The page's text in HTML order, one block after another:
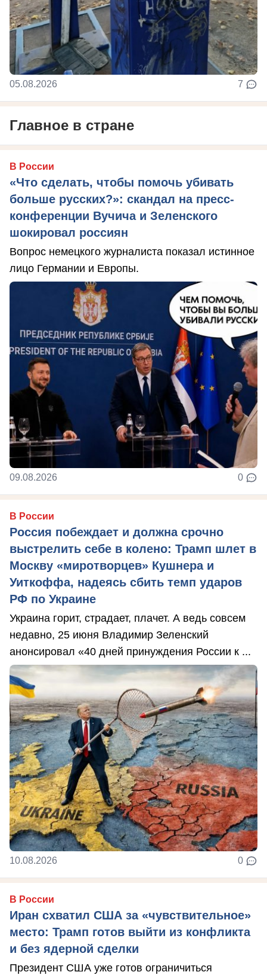
05.08.2026 7
Главное в стране
В России
«Что сделать, чтобы помочь убивать
больше русских?»: скандал на пресс-
конференции Вучича и Зеленского
шокировал россиян
Вопрос немецкого журналиста показал истинное
лицо Германии и Европы.
09.08.2026 0
В России
Россия побеждает и должна срочно
выстрелить себе в колено: Трамп шлет в
Москву «миротворцев» Кушнера и
Уиткоффа, надеясь сбить темп ударов
РФ по Украине
Украина горит, страдает, плачет. А ведь совсем
недавно, 25 июня Владимир Зеленский
анонсировал «40 дней принуждения России к ...
10.08.2026 0
В России
Иран схватил США за «чувствительное»
место: Трамп готов выйти из конфликта
и без ядерной сделки
Президент США уже готов ограничиться